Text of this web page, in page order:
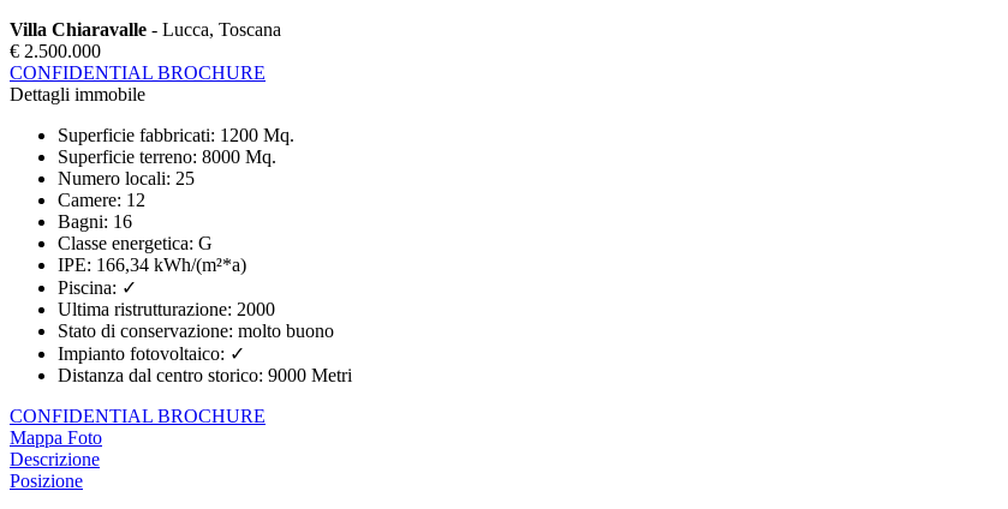
Villa Chiaravalle - Lucca, Toscana
€ 2.500.000
CONFIDENTIAL BROCHURE
Dettagli immobile
Superficie fabbricati: 1200 Mq.
Superficie terreno: 8000 Mq.
Numero locali: 25
Camere: 12
Bagni: 16
Classe energetica: G
IPE: 166,34 kWh/(m²*a)
Piscina: ✓
Ultima ristrutturazione: 2000
Stato di conservazione: molto buono
Impianto fotovoltaico: ✓
Distanza dal centro storico: 9000 Metri
CONFIDENTIAL BROCHURE
Mappa Foto
Descrizione
Posizione